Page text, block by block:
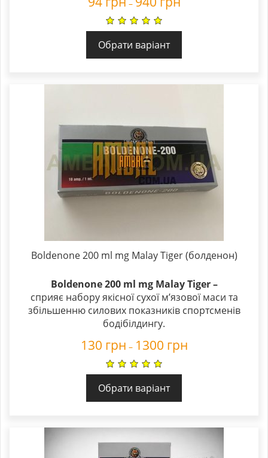
–
Обрати варіант
Boldenone 200 ml mg Malay Tiger (болденон)
Boldenone 200 ml mg Malay Tiger –
cприяє набору якісної сухої м’язової маси та
збільшенню силових показників спортсменів
бодібілдингу.
130 грн – 1300 грн
Обрати варіант